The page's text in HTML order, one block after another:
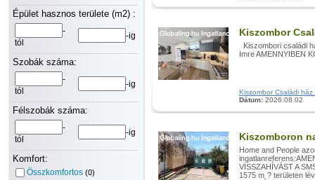
Épület hasznos területe (m2) :
-
tól
-ig
Szobák száma:
-
tól
-ig
Félszobák száma:
-
tól
-ig
Komfort:
Összkomfortos (0)
Kiszombor
Kiszombori családi
Imre AMENNYIBEN
Kiszombor Családi
Dátum: 2026.08.02
Kiszomboron
Home and People
VISSZAHÍVÁST A
1575 m˛? területen